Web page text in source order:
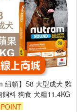
紐頓】S8 大型成犬 雞
飼料 狗食 犬糧11.4KG